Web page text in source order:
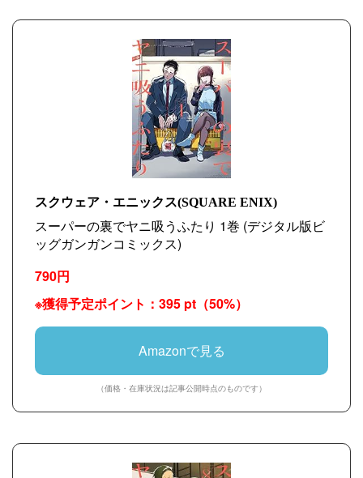
スクウェア・エニックス(SQUARE ENIX)
スーパーの裏でヤニ吸うふたり 1巻 (デジタル版ビ
ッグガンガンコミックス)
790円
※獲得予定ポイント：395 pt（50%）
Amazonで見る
（価格・在庫状況は記事公開時点のものです）